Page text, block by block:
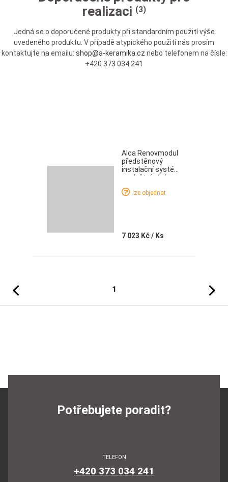
realizaci (3)
Jedná se o doporučené produkty při standardním použití výše
uvedeného produktu. V případě atypického použití nás prosím
kontaktujte na emailu: shop@a-keramika.cz nebo telefonem na čísle:
+420 373 034 241
Alca Renovmodul
předstěnový
instalační systém
s odvětráváním
pro zazdívání
7 023 Kč/ Ks
lze objednat
Předchozí 1
Potřebujete poradit?
TELEFON
+420 373 034 241